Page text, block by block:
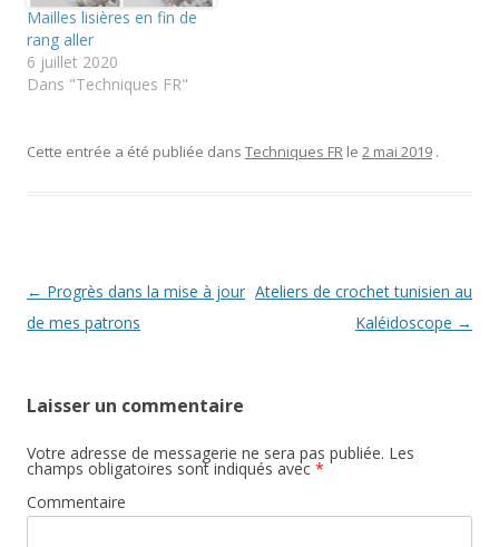
Mailles lisières en fin de
rang aller
6 juillet 2020
Dans "Techniques FR"
Cette entrée a été publiée dans Techniques FR le 2 mai 2019 .
Navigation
des
← Progrès dans la mise à jour
de mes patrons
Ateliers de crochet tunisien au
Kaléidoscope →
Laisser un commentaire
Votre adresse de messagerie ne sera pas publiée. Les
champs obligatoires sont indiqués avec *
Commentaire